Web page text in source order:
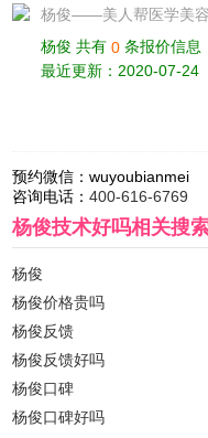
杨俊——美人帮医学美容
杨俊 共有0 条报价信息
最近更新：2020-07-24
预约微信：wuyoubianmei
咨询电话：400-616-6769
杨俊技术好吗相关搜
杨俊
杨俊价格贵吗
杨俊反馈
杨俊反馈好吗
杨俊口碑
杨俊口碑好吗